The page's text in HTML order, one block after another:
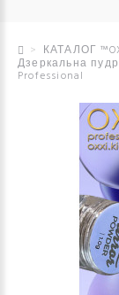
КАТАЛОГ
Дзеркальна
Professional